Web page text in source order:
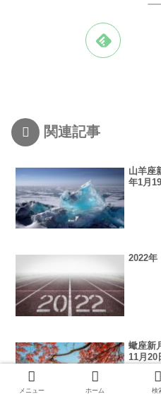
関連記事
山羊座
年1月
2022年
蠍座新
11月20
メニュー ホーム 検